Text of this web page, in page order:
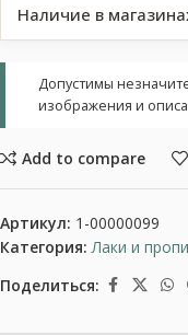
Наличие в
Допустимы
изображения и
Add to compare
Артикул: 1-00000099
Категория: Лаки и
Поделиться: